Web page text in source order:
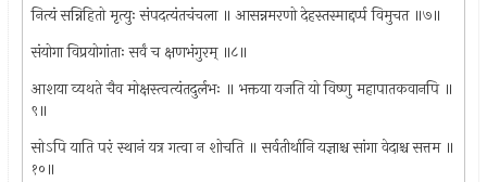
नित्यं सन्निहितो मृत्युः संपदत्यंतचंचला ॥ आसन्नमरणो देहस्तस्माद्दर्प्प विमुचत ॥७॥
संयोगा विप्रयोगांताः सर्वं च क्षणभंगुरम् ॥८॥
आशया व्यथते चैव मोक्षस्त्वत्यंतदुर्लभः ॥ भक्तया यजति यो विष्णु महापातकवानपि ॥
९॥
सोऽपि याति परं स्थानं यत्र गत्वा न शोचति ॥ सर्वतीर्थानि यज्ञाश्च सांगा वेदाश्च सत्तम ॥
१०॥